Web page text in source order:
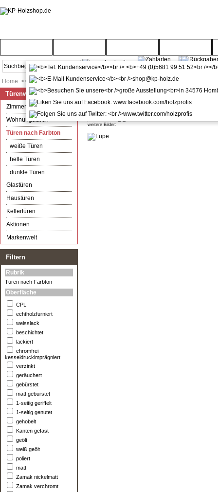
Home >> Türenwelt >> Türen nach Farbton
LEBO Zimmertür mit Zarge
weitere Bilder:
Türenwelt
Zimmertüren
Wohnungstüren
Türen nach Farbton
weiße Türen
helle Türen
dunkle Türen
Glastüren
Haustüren
Kellertüren
Aktionen
Markenwelt
Filtern
Rubrik
Türen nach Farbton
Oberfläche
CPL
echtholzfurniert
weisslack
beschichtet
lackiert
chromfrei
kesseldruckimprägniert
verzinkt
geräuchert
gebürstet
matt gebürstet
1-seitig geriffelt
1-seitig genutet
gehobelt
Kanten gefast
geölt
weiß geölt
poliert
matt
Zamak nickelmatt
Zamak verchromt